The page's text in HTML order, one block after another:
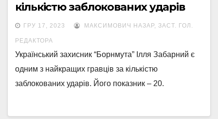
кількістю заблокованих ударів
ГРУ 17, 2023 МАКСИМОВИЧ НАЗАР, ЗАСТ. ГОЛ.
РЕДАКТОРА
Український захисник “Борнмута” Ілля Забарний є
одним з найкращих гравців за кількістю
заблокованих ударів. Його показник – 20.